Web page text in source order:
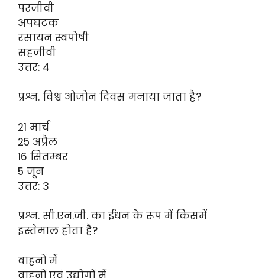
परजीवी
अपघटक
रसायन स्वपोषी
सहजीवी
उत्तर: 4
प्रश्न. विश्व ओजोन दिवस मनाया जाता है?
21 मार्च
25 अप्रैल
16 सितम्बर
5 जून
उत्तर: 3
प्रश्न. सी.एन.जी. का ईंधन के रूप में किसमें
इस्तेमाल होता है?
वाहनों में